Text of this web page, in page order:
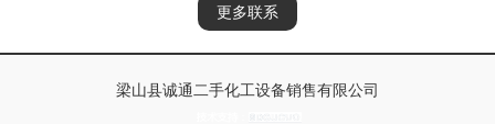
更多联系
梁山县诚通二手化工设备销售有限公司